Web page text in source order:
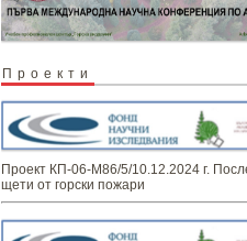
Проекти
Проект КП-06-М86/5/10.12.2024 г.
щети от горски пожари